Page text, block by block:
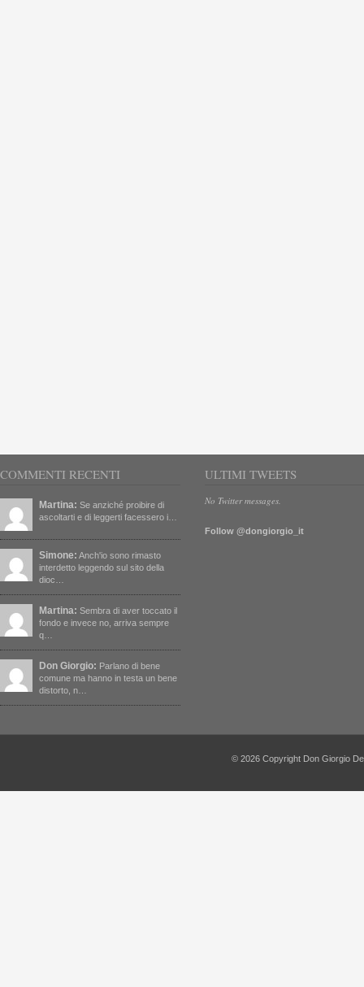
COMMENTI RECENTI
Martina: Se anziché proibire di
ascoltarti e di leggerti facessero i…
Simone: Anch'io sono rimasto
interdetto leggendo sul sito della
dioc…
Martina: Sembra di aver toccato il
fondo e invece no, arriva sempre
q…
Don Giorgio: Parlano di bene
comune ma hanno in testa un bene
distorto, n…
ULTIMI TWEETS
No Twitter messages.
Follow @dongiorgio_it
© 2026 Copyright Don Giorgio